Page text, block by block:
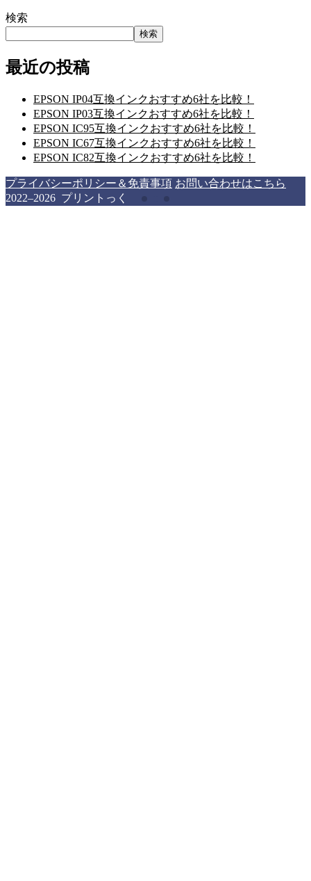
検索
検索
最近の投稿
EPSON IP04互換インクおすすめ6社を比較！
EPSON IP03互換インクおすすめ6社を比較！
EPSON IC95互換インクおすすめ6社を比較！
EPSON IC67互換インクおすすめ6社を比較！
EPSON IC82互換インクおすすめ6社を比較！
プライバシーポリシー＆免責事項 お問い合わせはこちら
2022–2026 プリントっく